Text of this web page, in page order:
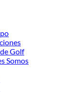
Golf
Somos